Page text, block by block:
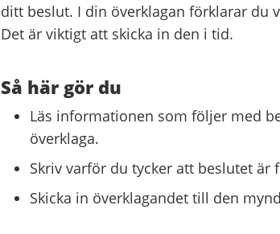
ditt beslut. I din överklagan förklarar du
Det är viktigt att skicka in den i tid.
Så här gör du
Läs informationen som följer med
överklaga.
Skriv varför du tycker att beslutet är
Skicka in överklagandet till den